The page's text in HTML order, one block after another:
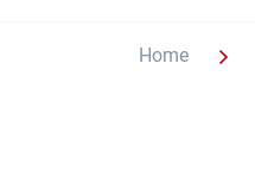
Home